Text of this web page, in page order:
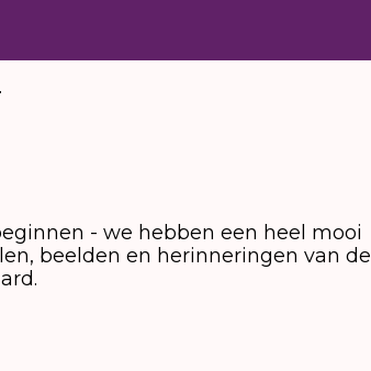
- we hebben een heel mooi
beelden en herinneringen van de